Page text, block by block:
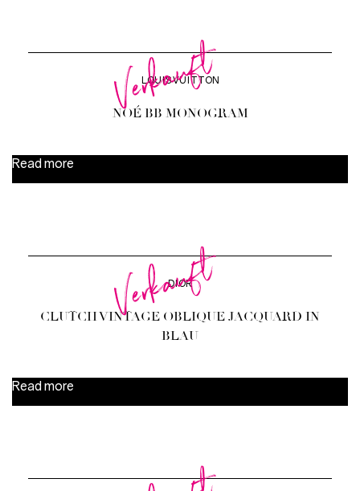
Verkauft
LOUIS VUITTON
NOÉ BB MONOGRAM
Read more
Verkauft
DIOR
CLUTCH VINTAGE OBLIQUE JACQUARD IN
BLAU
Read more